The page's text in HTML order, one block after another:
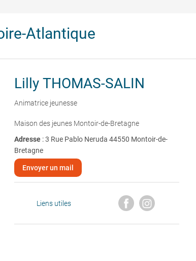
Atlantique
Lilly THOMAS-SALIN
Animatrice jeunesse
Maison des jeunes Montoir-de-Bretagne
Adresse : 3 Rue Pablo Neruda 44550 Montoir-de-
Bretagne
Envoyer un mail
Liens utiles